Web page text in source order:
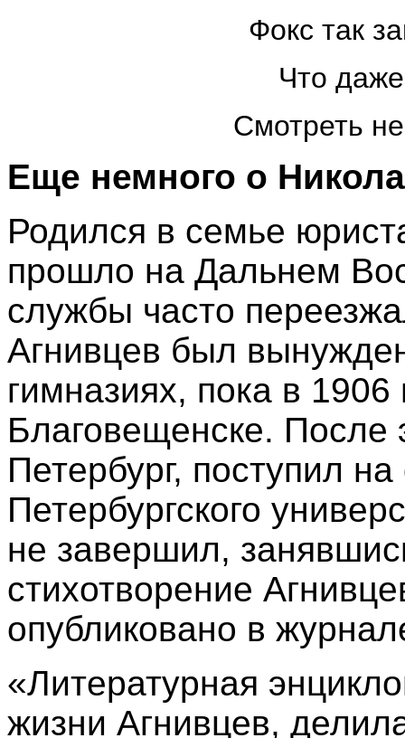
Фокс так
Что
Смотреть
Еще немного о
Родился в семье
прошло на Дальнем
службы часто
Агнивцев был
гимназиях, пока в
Благовещенске. После
Петербург, поступил
Петербургского
не завершил,
стихотворение
опубликовано в
«Литературная
жизни Агнивцев,